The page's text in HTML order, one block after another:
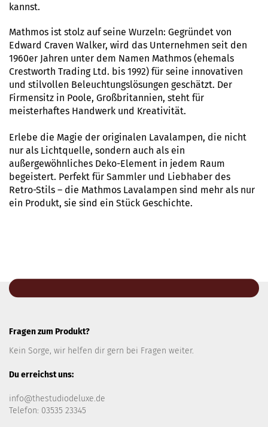
kannst.
Mathmos ist stolz auf seine Wurzeln: Gegründet von
Edward Craven Walker, wird das Unternehmen seit den
1960er Jahren unter dem Namen Mathmos (ehemals
Crestworth Trading Ltd. bis 1992) für seine innovativen
und stilvollen Beleuchtungslösungen geschätzt. Der
Firmensitz in Poole, Großbritannien, steht für
meisterhaftes Handwerk und Kreativität.
Erlebe die Magie der originalen Lavalampen, die nicht
nur als Lichtquelle, sondern auch als ein
außergewöhnliches Deko-Element in jedem Raum
begeistert. Perfekt für Sammler und Liebhaber des
Retro-Stils – die Mathmos Lavalampen sind mehr als nur
ein Produkt, sie sind ein Stück Geschichte.
Fragen zum Produkt?
Kein Sorge, wir helfen dir gern bei Fragen weiter.
Du erreichst uns:
info@thestudiodeluxe.de
Telefon: 03535 23345